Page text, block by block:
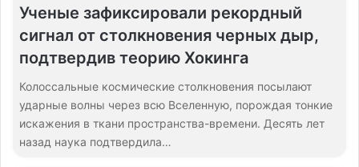
Ученые зафиксировали рекордный
сигнал от столкновения черных дыр,
подтвердив теорию Хокинга
Колоссальные космические столкновения посылают
ударные волны через всю Вселенную, порождая тонкие
искажения в ткани пространства-времени. Десять лет
назад наука подтвердила…